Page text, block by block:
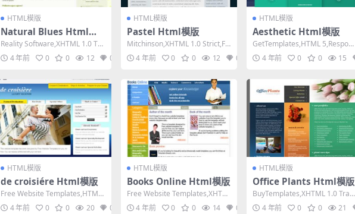
HTML模版
Natural Blues Html模
版
Reality Software,XHTML 1.0 Tra
nsitional,...
4 年前 0 0 12 0
HTML模版
Pastel Html模版
Mitchinson,XHTML 1.0 Strict,Fix
ed Width,...
4 年前 0 0 12 0
HTML模版
Aesthetic Html模版
GetTemplates,HTML 5,Respons
ive, 4 Column...
4 年前 0 0 15
HTML模版
de croisiére Html模版
Free Website Templates,HTML
5,Fixed Widt...
4 年前 0 0 20 0
HTML模版
Books Online Html模版
Free Website Templates,XHTM
L 1.0 Transit...
4 年前 0 0 14 0
HTML模版
Office Plants Html模版
BuyTemplates,XHTML 1.0 Tran
sitional,Fixe...
4 年前 0 0 21